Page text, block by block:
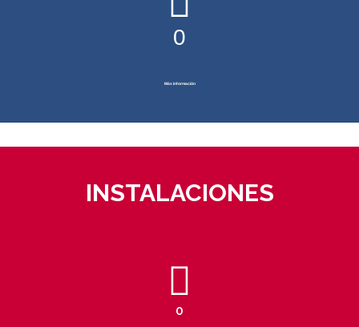
0
Más información
INSTALACIONES
0